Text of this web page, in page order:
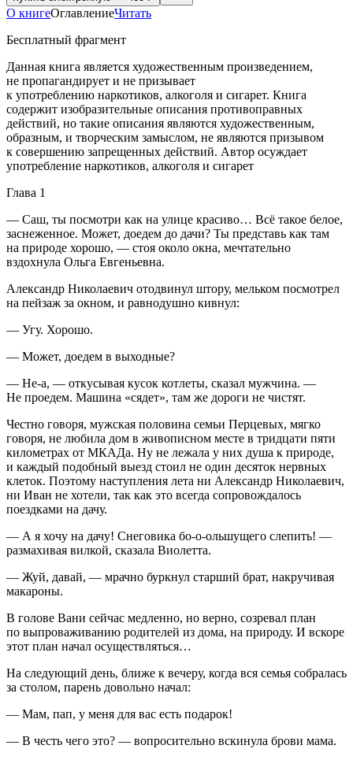
О книгеОглавлениеЧитать
Бесплатный фрагмент
Данная книга является художественным произведением,
не пропагандирует и не призывает
к употреблению наркотиков, алкоголя и сигарет. Книга
содержит изобразительные описания противоправных
действий, но такие описания являются художественным,
образным, и творческим замыслом, не являются призывом
к совершению запрещенных действий. Автор осуждает
употребление наркотиков, алкоголя и сигарет
Глава 1
— Саш, ты посмотри как на улице красиво… Всё такое белое,
заснеженное. Может, доедем до дачи? Ты представь как там
на природе хорошо, — стоя около окна, мечтательно
вздохнула Ольга Евгеньевна.
Александр Николаевич отодвинул штору, мельком посмотрел
на пейзаж за окном, и равнодушно кивнул:
— Угу. Хорошо.
— Может, доедем в выходные?
— Не-а, — откусывая кусок котлеты, сказал мужчина. —
Не проедем. Машина «сядет», там же дороги не чистят.
Честно говоря, мужская половина семьи Перцевых, мягко
говоря, не любила дом в живописном месте в тридцати пяти
километрах от МКАДа. Ну не лежала у них душа к природе,
и каждый подобный выезд стоил не один десяток нервных
клеток. Поэтому наступления лета ни Александр Николаевич,
ни Иван не хотели, так как это всегда сопровождалось
поездками на дачу.
— А я хочу на дачу! Снеговика бо-о-ольшущего слепить! —
размахивая вилкой, сказала Виолетта.
— Жуй, давай, — мрачно буркнул старший брат, накручивая
макароны.
В голове Вани сейчас медленно, но верно, созревал план
по выпроваживанию родителей из дома, на природу. И вскоре
этот план начал осуществляться…
На следующий день, ближе к вечеру, когда вся семья собралась
за столом, парень довольно начал:
— Мам, пап, у меня для вас есть подарок!
— В честь чего это? — вопросительно вскинула брови мама.